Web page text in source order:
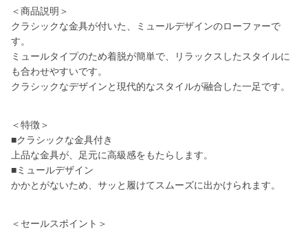
＜商品説明＞
クラシックな金具が付いた、ミュールデザインのローファーで
す。
ミュールタイプのため着脱が簡単で、リラックスしたスタイルに
も合わせやすいです。
クラシックなデザインと現代的なスタイルが融合した一足です。
＜特徴＞
■クラシックな金具付き
上品な金具が、足元に高級感をもたらします。
■ミュールデザイン
かかとがないため、サッと履けてスムーズに出かけられます。
＜セールスポイント＞